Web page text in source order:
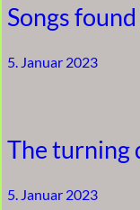
Songs
5. Januar 2023
The turning
5. Januar 2023